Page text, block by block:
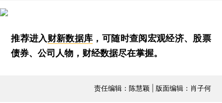
推荐进入财新数据库 ，可随时查阅宏观经济、股票
债券、公司人物，财经数据尽在掌握。
责任编辑：陈慧颖 | 版面编辑：肖子何